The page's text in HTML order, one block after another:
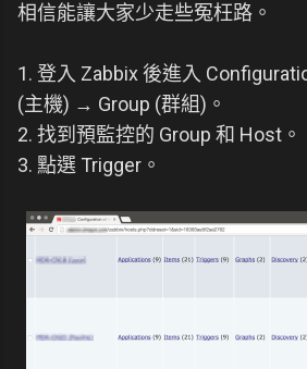
相信能讓大家少走些冤枉路。
1. 登入 Zabbix 後進入
(主機) → Group (群組)。
2. 找到預監控的 Group 和 Host。
3. 點選 Trigger。